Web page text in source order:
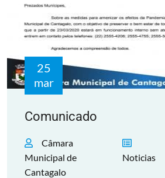
25
mar
Comunicado
Câmara
Municipal de
Cantagalo
Noticias